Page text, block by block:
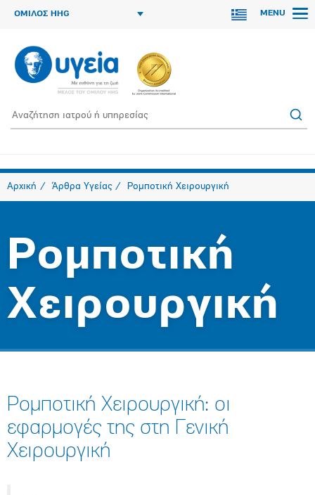
ΟΜΙΛΟΣ HHG MENU
Αρχική Άρθρα Υγείας Ρομποτική Χειρουργική
Ρομποτική
Χειρουργική
Ρομποτική Χειρουργική: οι
εφαρμογές της στη Γενική
Χειρουργική